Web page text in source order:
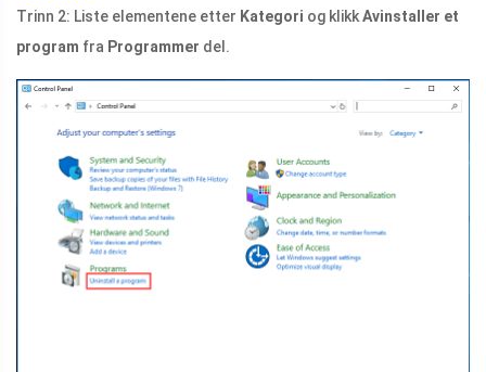
Trinn 2: Liste elementene etter Kategori og klikkAvinstaller et
program fra Programmer del.